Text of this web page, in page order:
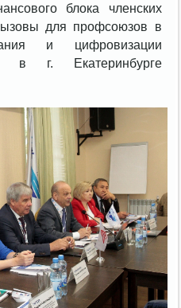
блока членских
для профсоюзов в
и цифровизации
в г. Екатеринбурге